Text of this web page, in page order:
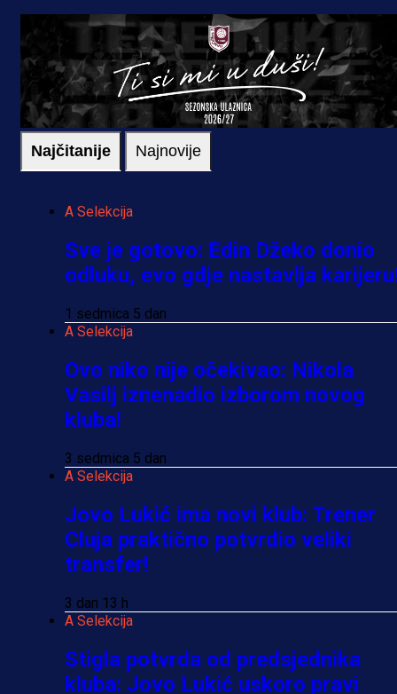
Najčitanije Najnovije
A Selekcija
Sve je gotovo: Edin Džeko donio
odluku, evo gdje nastavlja
1 sedmica 5 dan
A Selekcija
Ovo niko nije očekivao: Nikola
Vasilj iznenadio izborom novog
kluba!
3 sedmica 5 dan
A Selekcija
Jovo Lukić ima novi klub: Trener
Cluja praktično potvrdio veliki
transfer!
3 dan 13 h
A Selekcija
Stigla potvrda od predsjednika
kluba: Jovo Lukić uskoro pravi